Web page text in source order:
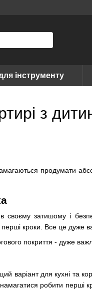
інструменту
з
продумати
затишому і
кроки. Все це дуже
покриття - дуже
для кухні та
робити